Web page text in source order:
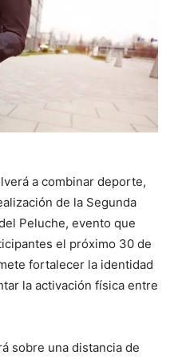
a combinar deporte,
de la Segunda
Peluche, evento que
el próximo 30 de
fortalecer la identidad
la activación física entre
sobre una distancia de